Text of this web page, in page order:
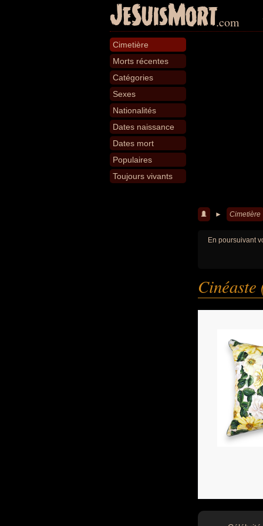
JeSuisMort.com
Cimetière
Morts récentes
Catégories
Sexes
Nationalités
Dates naissance
Dates mort
Populaires
Toujours vivants
► Cimetière
En poursuivant